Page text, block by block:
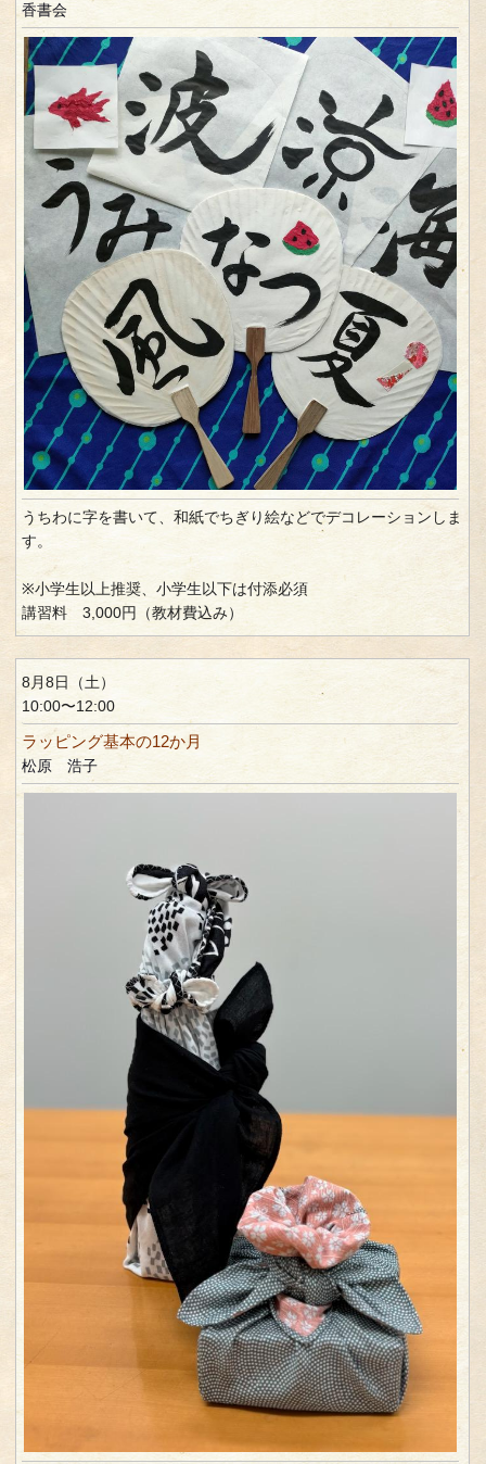
香書会
うちわに字を書いて、和紙でちぎり絵などでデコレーションしま
す。
※小学生以上推奨、小学生以下は付添必須
講習料 3,000円（教材費込み）
8月8日（土）
10:00〜12:00
ラッピング基本の12か月
松原 浩子